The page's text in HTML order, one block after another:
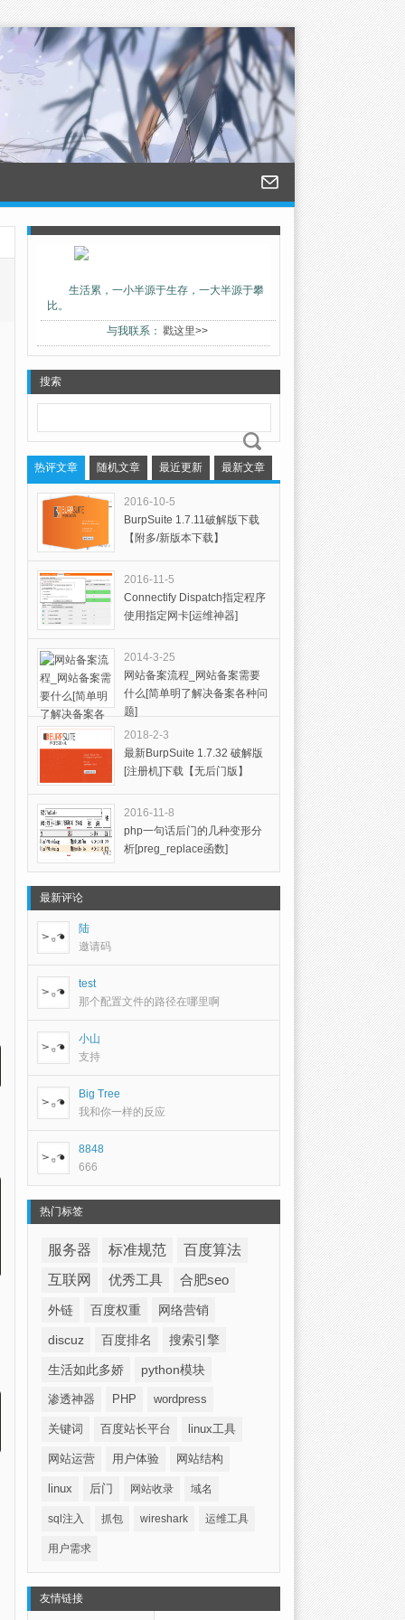
生活累，一小半源于生存，一大半源于攀
比。
与我联系： 戳这里>>
搜索
热评文章 随机文章 最近更新 最新文章
2016-10-5
BurpSuite 1.7.11破解版下载
【附多/新版本下载】
2016-11-5
Connectify Dispatch指定程序
使用指定网卡[运维神器]
2014-3-25
网站备案流程_网站备案需要
什么[简单明了解决备案各种问
题]
2018-2-3
最新BurpSuite 1.7.32 破解版
[注册机]下载【无后门版】
2016-11-8
php一句话后门的几种变形分
析[preg_replace函数]
最新评论
陆
邀请码
test
那个配置文件的路径在哪里啊
小山
支持
Big Tree
我和你一样的反应
8848
666
热门标签
服务器 标准规范
百度算法
互联网
优秀工具 合肥seo
外链 百度权重 网络营销
discuz 百度排名 搜索引擎
生活如此多娇 python模块
渗透神器 PHP wordpress
关键词 百度站长平台 linux工具
网站运营 用户体验 网站结构
linux 后门 网站收录 域名
sql注入 抓包 wireshark 运维工具
用户需求
友情链接